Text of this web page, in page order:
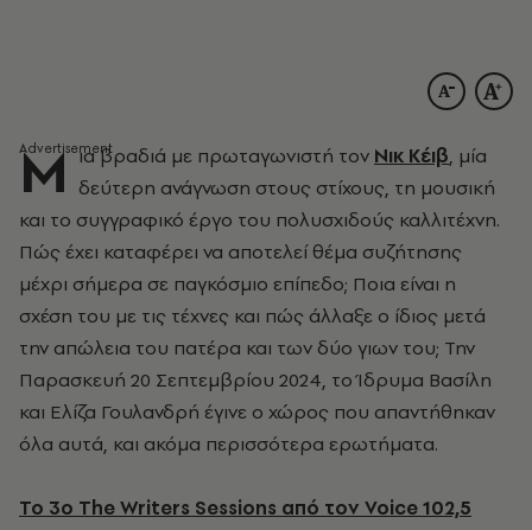
Μ ια βραδιά με πρωταγωνιστή τον Νικ Κέιβ, μία
δεύτερη ανάγνωση στους στίχους, τη μουσική
και το συγγραφικό έργο του πολυσχιδούς καλλιτέχνη.
Πώς έχει καταφέρει να αποτελεί θέμα συζήτησης
μέχρι σήμερα σε παγκόσμιο επίπεδο; Ποια είναι η
σχέση του με τις τέχνες και πώς άλλαξε ο ίδιος μετά
την απώλεια του πατέρα και των δύο γιων του; Την
Παρασκευή 20 Σεπτεμβρίου 2024, το Ίδρυμα Βασίλη
και Ελίζα Γουλανδρή έγινε ο χώρος που απαντήθηκαν
όλα αυτά, και ακόμα περισσότερα ερωτήματα.
Το 3ο The Writers Sessions από τον Voice 102,5